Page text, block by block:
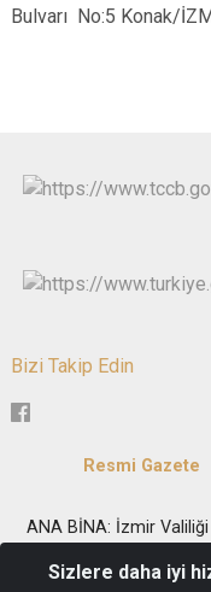
Bulvarı No:5 Konak/
Bizi Takip Edin
Resmi Gazete
ANA BİNA: İzmir
Sizlere daha iyi